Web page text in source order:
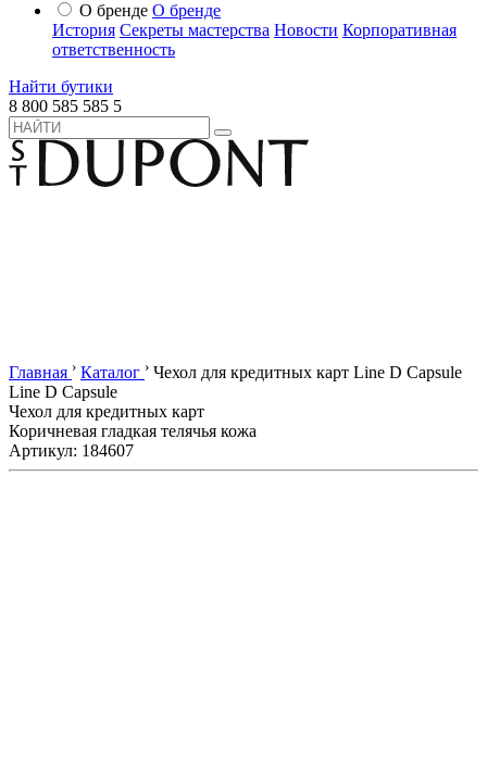
О бренде О бренде
История Секреты мастерства Новости Корпоративная
ответственность
Найти бутики
8 800 585 585 5
Главная › Каталог › Чехол для кредитных карт Line D Capsule
Line D Capsule
Чехол для кредитных карт
Коричневая гладкая телячья кожа
Артикул: 184607